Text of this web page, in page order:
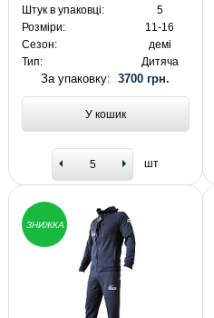
Штук в упаковці:
5
Розміри:
11-16
Сезон:
демі
Тип:
Дитяча
За упаковку:3700 грн.
У кошик
шт
ЗНИЖКА